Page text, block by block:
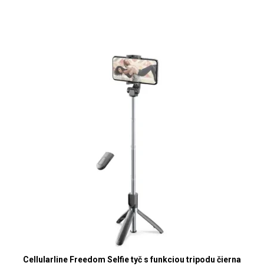
Cellularline Freedom Selfie tyč s funkciou tripodu čierna